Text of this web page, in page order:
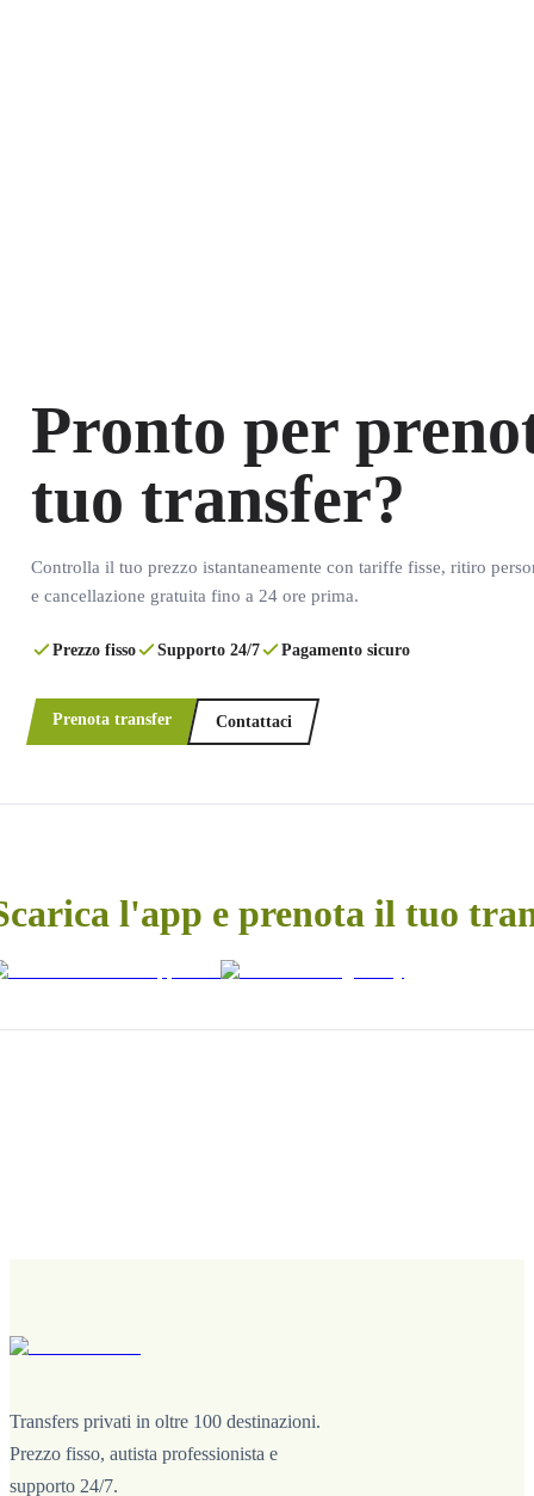
Pronto per
tuo transfer?
Controlla il tuo prezzo istantaneamente con tariffe fisse, ritiro
e cancellazione gratuita fino a 24 ore prima.
Prezzo fisso Supporto 24/7 Pagamento sicuro
Prenota transfer Contattaci
l'app e prenota il tuo
Transfers privati in oltre 100 destinazioni.
Prezzo fisso, autista professionista e
supporto 24/7.